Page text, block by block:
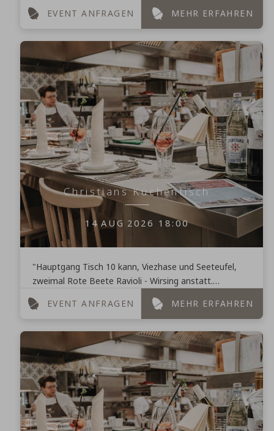
Zitronenmarinade ...
EVENT ANFRAGEN MEHR ERFAHREN
Christians Küchentisch
14 AUG 2026 18:00
"Hauptgang Tisch 10 kann, Viezhase und Seeteufel,
zweimal Rote Beete Ravioli - Wirsing anstatt.
Vorspeise Tisch 22, wie lange? 2 Minuten und Suppe
kann!" ...EVENT ANFRAGEN MEHR ERFAHREN